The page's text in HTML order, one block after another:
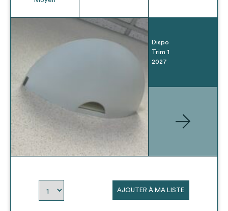
Dispo
Trim 1
2027
AJOUTER À MA LISTE